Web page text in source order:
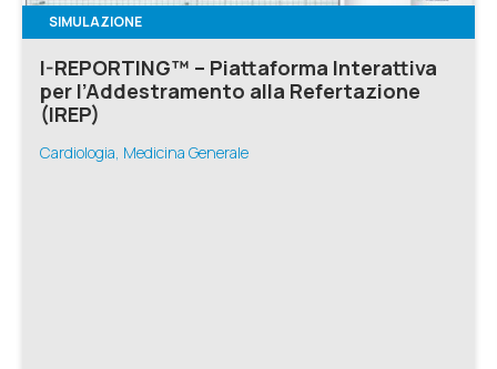
SIMULAZIONE
I-REPORTING™ – Piattaforma Interattiva
per l’Addestramento alla Refertazione
(IREP)
Cardiologia, Medicina Generale